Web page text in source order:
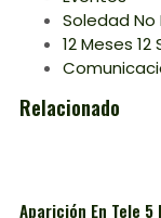
Soledad
12 Meses 12
Relacionado
Aparición En Tele 5